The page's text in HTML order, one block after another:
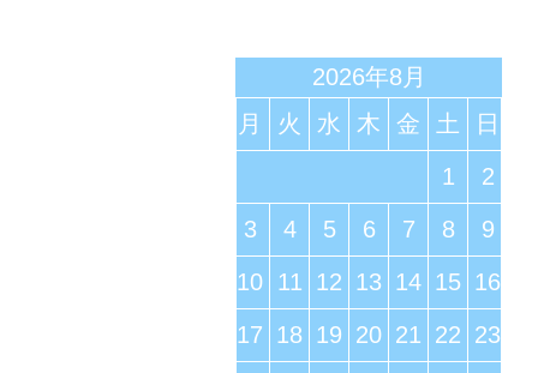
2026年8月
月
火 水 木 金 土
日
1
2
3
4 5 6 7 8
9
10 11 12 13 14 15 16
17 18 19 20 21 22 23